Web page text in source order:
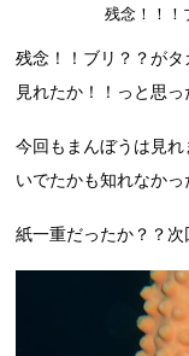
残念！！！
残念！！ブリ？？が
見れたか！！っと思っ
今回もまんぼうは見
いでたかも知れなかっ
紙一重だったか？？次